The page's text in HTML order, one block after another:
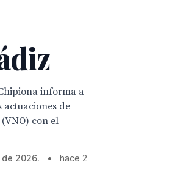
informa a
de
con el
2026. •
hace 2